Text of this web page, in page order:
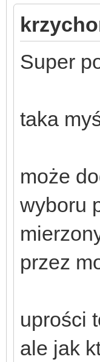
Super
taka
może
wyboru
przez
uprości
ale jak